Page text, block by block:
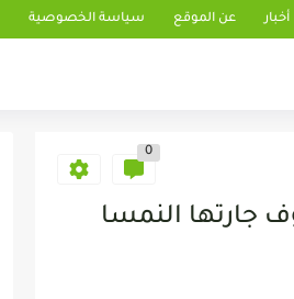
أخبار عن الموقع سياسة الخصوصية
0
جارتها النمسا